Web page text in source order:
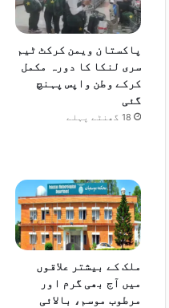
پاکستان ویمن کرکٹ ٹیم
سری لنکا کا دورہ مکمل
کرکے وطن واپس پہنچ
گئی
18 گھنٹے پہلے
ملک کے بیشتر علاقوں
میں آج بھی گرم اور
مرطوب موسم، بالائی